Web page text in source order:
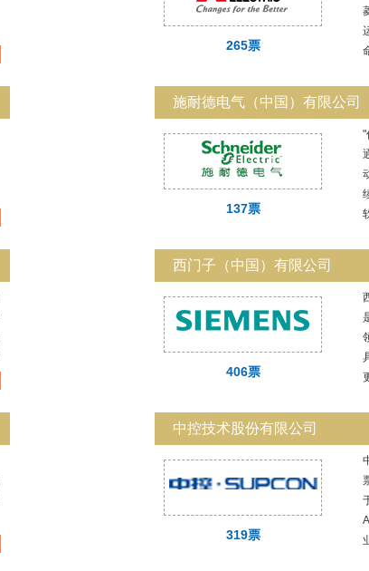
265票
施耐德电气（中国）有限公司
137票
"
西门子（中国）有限公司
406票
中控技术股份有限公司
319票